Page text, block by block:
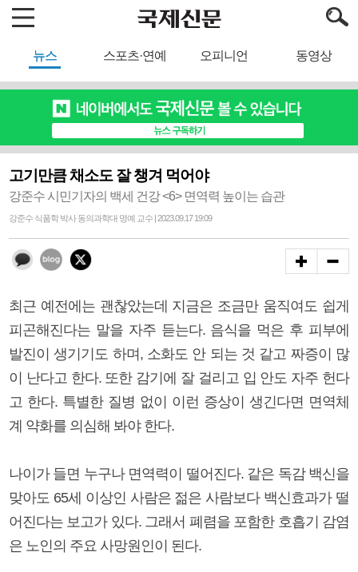
뉴스 스포츠·연예 오피니언 동영상
고기만큼 채소도 잘 챙겨 먹어야
강준수 시민기자의 백세 건강 <6> 면역력 높이는 습관
강준수 식품학 박사 동의과학대 명예 교수 | 2023.09.17 19:09
최근 예전에는 괜찮았는데 지금은 조금만 움직여도 쉽게
피곤해진다는 말을 자주 듣는다. 음식을 먹은 후 피부에
발진이 생기기도 하며, 소화도 안 되는 것 같고 짜증이 많
이 난다고 한다. 또한 감기에 잘 걸리고 입 안도 자주 헌다
고 한다. 특별한 질병 없이 이런 증상이 생긴다면 면역체
계 약화를 의심해 봐야 한다.
나이가 들면 누구나 면역력이 떨어진다. 같은 독감 백신을
맞아도 65세 이상인 사람은 젊은 사람보다 백신효과가 떨
어진다는 보고가 있다. 그래서 폐렴을 포함한 호흡기 감염
은 노인의 주요 사망원인이 된다.